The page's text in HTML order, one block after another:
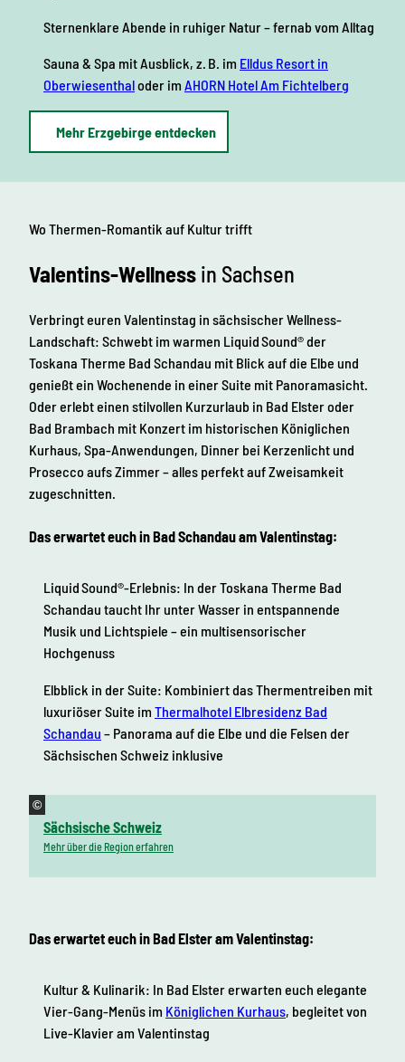
Sternenklare Abende in ruhiger Natur – fernab vom Alltag
Sauna & Spa mit Ausblick, z. B. im Elldus Resort in
Oberwiesenthaloder im AHORN Hotel Am Fichtelberg
Mehr Erzgebirge entdecken
Wo Thermen-Romantik auf Kultur trifft
Valentins-Wellness in Sachsen
Verbringt euren Valentinstag in sächsischer Wellness-
Landschaft: Schwebt im warmen Liquid Sound® der
Toskana Therme Bad Schandau mit Blick auf die Elbe und
genießt ein Wochenende in einer Suite mit Panoramasicht.
Oder erlebt einen stilvollen Kurzurlaub in Bad Elster oder
Bad Brambach mit Konzert im historischen Königlichen
Kurhaus, Spa-Anwendungen, Dinner bei Kerzenlicht und
Prosecco aufs Zimmer – alles perfekt auf Zweisamkeit
zugeschnitten.
Das erwartet euch in Bad Schandau am Valentinstag:
Liquid Sound®-Erlebnis: In der Toskana Therme Bad
Schandau taucht Ihr unter Wasser in entspannende
Musik und Lichtspiele – ein multisensorischer
Hochgenuss
Elbblick in der Suite: Kombiniert das Thermentreiben mit
luxuriöser Suite im Thermalhotel Elbresidenz Bad
Schandau – Panorama auf die Elbe und die Felsen der
Sächsischen Schweiz inklusive
©
Sächsische Schweiz
Mehr über die Region erfahren
Das erwartet euch in Bad Elster am Valentinstag:
Kultur & Kulinarik: In Bad Elster erwarten euch elegante
Vier-Gang-Menüs im Königlichen Kurhaus, begleitet von
Live-Klavier am Valentinstag